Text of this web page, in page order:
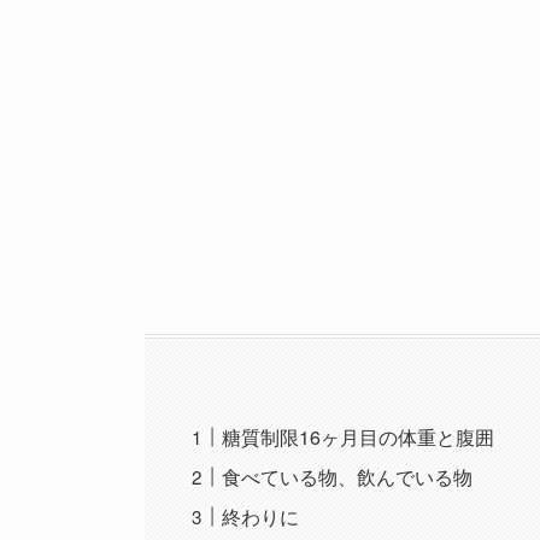
糖質制限16ヶ月目の体重と腹囲
食べている物、飲んでいる物
終わりに